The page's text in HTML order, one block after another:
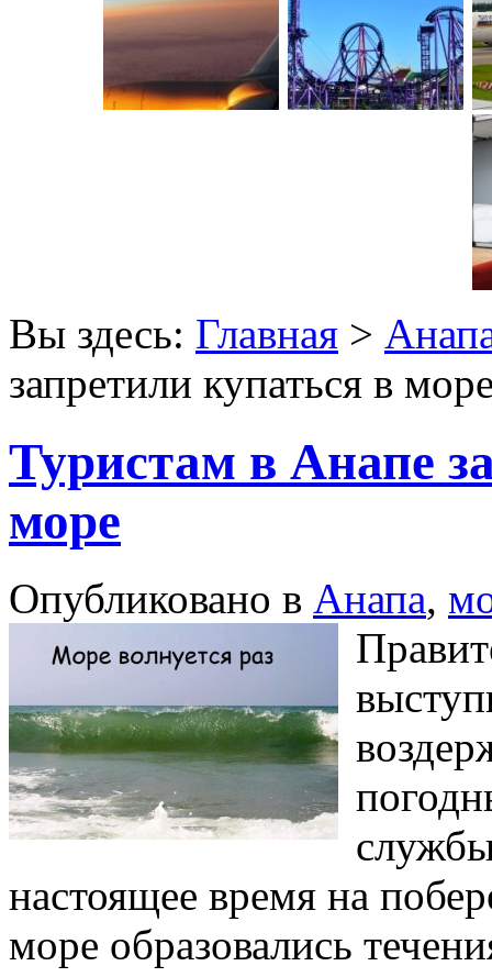
Вы здесь: Главная >
запретили купаться в
Туристам в Анапе
море
Опубликовано в Анапа,
настоящее время на
море образовались